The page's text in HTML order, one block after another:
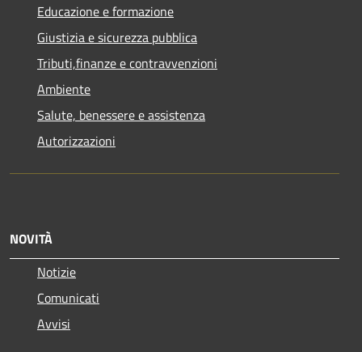
Educazione e formazione
Giustizia e sicurezza pubblica
Tributi,finanze e contravvenzioni
Ambiente
Salute, benessere e assistenza
Autorizzazioni
NOVITÀ
Notizie
Comunicati
Avvisi